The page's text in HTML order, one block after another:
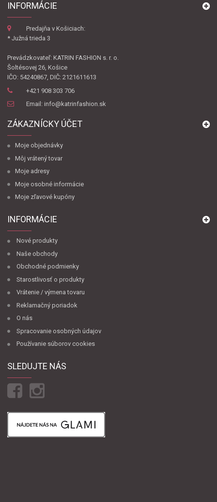
INFORMÁCIE
Predajňa v Košiciach:
* Južná trieda 3
Prevádzkovateľ: KATRIN FASHION s. r. o.
Šoltésovej 26, Košice
IČO: 54240867, DIČ: 2121611613
+421 908 303 706
Email: info@katrinfashion.sk
ZÁKAZNÍCKY ÚČET
Moje objednávky
Môj vrátený tovar
Moje adresy
Moje osobné informácie
Moje zľavové kupóny
INFORMÁCIE
Nové produkty
Naše obchody
Obchodné podmienky
Starostlivosť o produkty
Vrátenie / výmena tovaru
Reklamačný poriadok
O nás
Spracovanie osobných údajov
Používanie súborov cookies
SLEDUJTE NÁS